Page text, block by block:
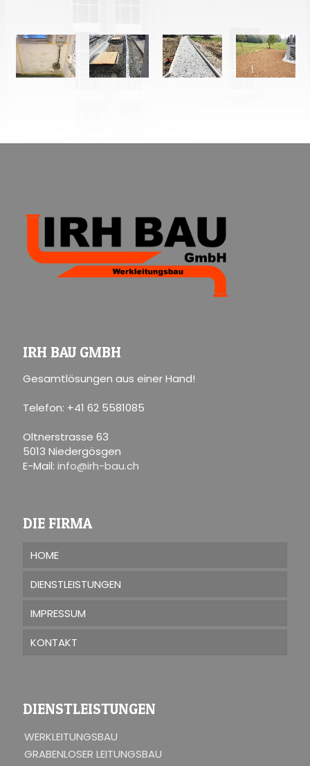
IRH BAU GMBH
Gesamtlösungen aus einer Hand!
Telefon: +41 62 5581085
Oltnerstrasse 63
5013 Niedergösgen
E-Mail: info@irh-bau.ch
DIE FIRMA
HOME
DIENSTLEISTUNGEN
IMPRESSUM
KONTAKT
DIENSTLEISTUNGEN
WERKLEITUNGSBAU
GRABENLOSER LEITUNGSBAU